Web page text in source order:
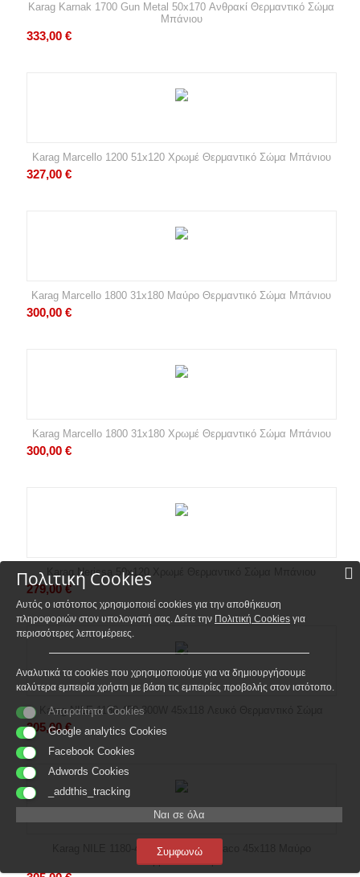
Karag Karnak 1700 Gun Metal 50x170 Ανθρακί Θερμαντικό Σώμα
Μπάνιου
333,00 €
Karag Marcello 1200 51x120 Χρωμέ Θερμαντικό Σώμα Μπάνιου
327,00 €
Karag Marcello 1800 31x180 Μαύρο Θερμαντικό Σώμα Μπάνιου
300,00 €
Karag Marcello 1800 31x180 Χρωμέ Θερμαντικό Σώμα Μπάνιου
300,00 €
Karag Nerissa 50x120 Χρωμέ Θερμαντικό Σώμα Μπάνιου
279,00 €
Karag NILE 1180-450 300W 45x118 Λευκό Θερμαντικό Σώμα
305,00 €
Karag NILE 1180-450 300W Nero Opaco 45x118 Μαύρο
Θερμαντικό Σώμα
Πολιτική Cookies
Αυτός ο ιστότοπος χρησιμοποιεί cookies για την αποθήκευση
πληροφοριών στον υπολογιστή σας. Δείτε την Πολιτική Cookies για
περισσότερες λεπτομέρειες.
Αναλυτικά τα cookies που χρησιμοποιούμε για να δημιουργήσουμε
καλύτερα εμπειρία χρήστη με βάση τις εμπειρίες προβολής στον ιστότοπο.
Απαραίτητα Cookies
Google analytics Cookies
Facebook Cookies
Adwords Cookies
_addthis_tracking
Ναι σε όλα
Συμφωνώ